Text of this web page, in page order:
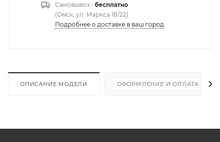
Самовывоз - бесплатно
(Омск, ул. Маркса 18/22)
Подробнее о доставке в ваш город
ОПИСАНИЕ МОДЕЛИ ОФОРМЛЕНИЕ И ОПЛАТА